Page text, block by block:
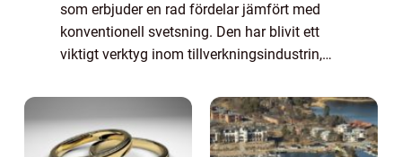
som erbjuder en rad fördelar jämfört med
konventionell svetsning. Den har blivit ett
viktigt verktyg inom tillverkningsindustrin,
hantera e...